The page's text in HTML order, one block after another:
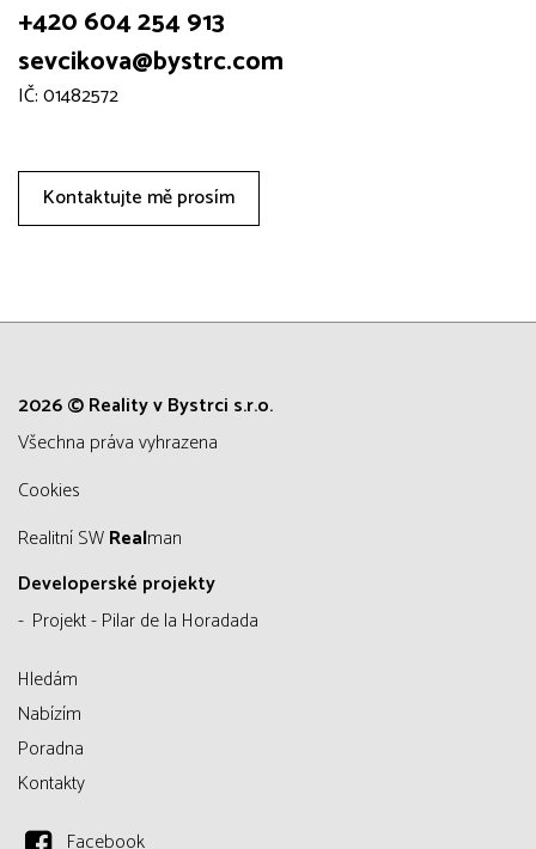
+420 604 254 913
sevcikova@bystrc.com
IČ: 01482572
Kontaktujte mě prosím
2026 © Reality v Bystrci s.r.o.
všechna práva vyhrazena
Cookies
Realitní SWRealman
Developerské projekty
Projekt - Pilar de la Horadada
Hledám
Nabízím
Poradna
Kontakty